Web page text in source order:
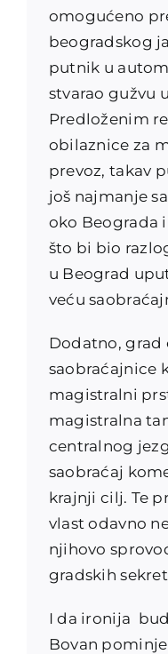
omogućeno
beogradskog
putnik u
stvarao gužvu
Predloženim
obilaznice za
prevoz, takav
još najmanje
oko Beograda
što bi bio
u Beograd
veću
Dodatno, grad
saobraćajnice
magistralni
magistralna
centralnog
saobraćaj
krajnji cilj. Te
vlast odavno
njihovo
gradskih
I da ironija
Bovan